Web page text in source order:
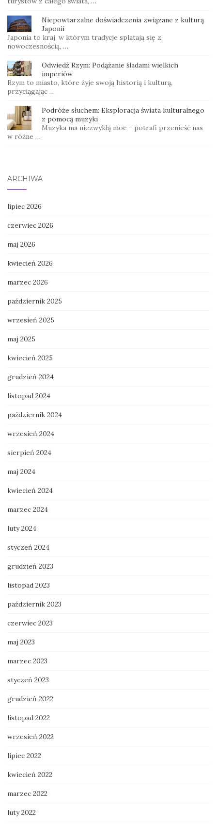
Niepowtarzalne doświadczenia związane z kulturą
Japonii
Japonia to kraj, w którym tradycje splatają się z
nowoczesnością, …
Odwiedź Rzym: Podążanie śladami wielkich
imperiów
Rzym to miasto, które żyje swoją historią i kulturą,
przyciągając …
Podróże słuchem: Eksploracja świata kulturalnego
z pomocą muzyki
Muzyka ma niezwykłą moc – potrafi przenieść nas
w różne …
ARCHIWA
lipiec 2026
czerwiec 2026
maj 2026
kwiecień 2026
marzec 2026
październik 2025
wrzesień 2025
maj 2025
kwiecień 2025
grudzień 2024
listopad 2024
październik 2024
wrzesień 2024
sierpień 2024
maj 2024
kwiecień 2024
marzec 2024
luty 2024
styczeń 2024
grudzień 2023
listopad 2023
październik 2023
czerwiec 2023
maj 2023
marzec 2023
styczeń 2023
grudzień 2022
listopad 2022
wrzesień 2022
lipiec 2022
kwiecień 2022
marzec 2022
luty 2022